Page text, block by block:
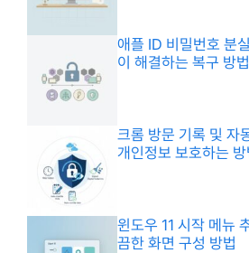
애플 ID 비밀번호 분
이 해결하는 복구 방
크롬 방문 기록 및 자
개인정보 보호하는 방
윈도우 11 시작 메뉴
끔한 화면 구성 방법